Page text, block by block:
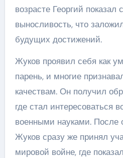
возрасте Георгий показал
выносливость, что
будущих достижений.
Жуков проявил себя как
парень, и многие
качествам. Он получил
где стал интересоваться
военными науками. После
Жуков сразу же принял
мировой войне, где